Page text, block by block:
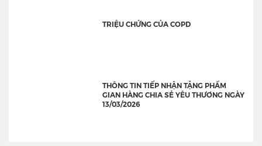
TRIỆU CHỨNG CỦA COPD
THÔNG TIN TIẾP NHẬN TẶNG PHẨM
GIAN HÀNG CHIA SẺ YÊU THƯƠNG NGÀY
13/03/2026